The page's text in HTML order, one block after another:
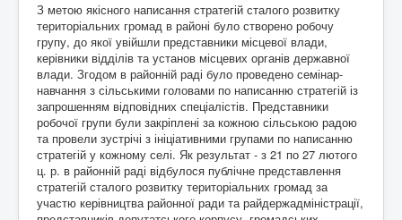
З метою якісного написання стратегій сталого розвитку
територіальних громад в районі було створено робочу
групу, до якої увійшли представники місцевої влади,
керівники відділів та установ місцевих органів державної
влади. Згодом в районній раді було проведено семінар-
навчання з сільськими головами по написанню стратегій із
запрошенням відповідних спеціалістів. Представники
робочої групи були закріплені за кожною сільською радою
та провели зустрічі з ініціативними групами по написанню
стратегій у кожному селі. Як результат - з 21 по 27 лютого
ц. р. в районній раді відбулося публічне представлення
стратегій сталого розвитку територіальних громад за
участю керівництва районної ради та райдержадміністрації,